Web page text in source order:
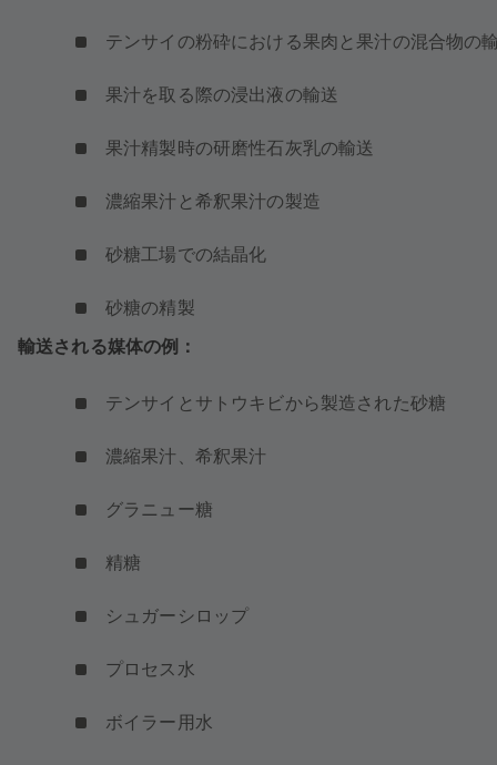
テンサイの粉砕における果肉と果汁の混合物の
果汁を取る際の浸出液の輸送
果汁精製時の研磨性石灰乳の輸送
濃縮果汁と希釈果汁の製造
砂糖工場での結晶化
砂糖の精製
輸送される媒体の例：
テンサイとサトウキビから製造された砂糖
濃縮果汁、希釈果汁
グラニュー糖
精糖
シュガーシロップ
プロセス水
ボイラー用水